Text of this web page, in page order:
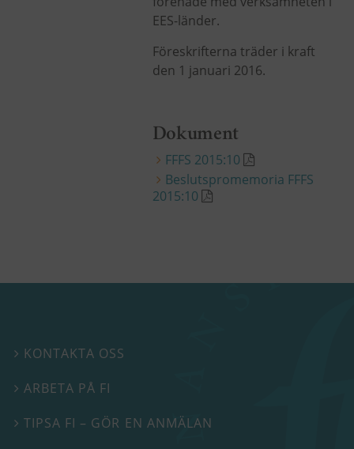
EES-länder.
Föreskrifterna träder i kraft
den 1 januari 2016.
Dokument
FFFS 2015:10
Beslutspromemoria FFFS
2015:10
 KONTAKTA OSS
 ARBETA PÅ FI
TIPSA FI – GÖR EN ANMÄLAN